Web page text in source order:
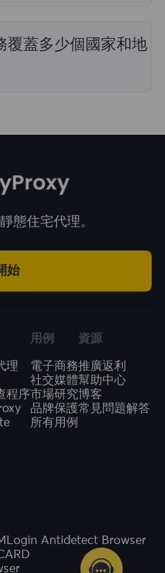
板中自由選擇和切換不同
覆蓋多少個國家和地
態住宅代理。
始
理
程序
用例
電子商務
社交媒體
市場研究
品牌保護
所有用例
資源
推廣返利
幫助中心
博客
常見問題解答
Antidetect Browser